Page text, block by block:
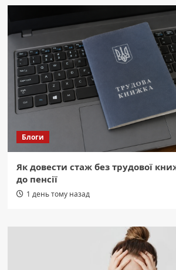
Блоги
Як довести стаж без трудової
до пенсії
1 день тому назад